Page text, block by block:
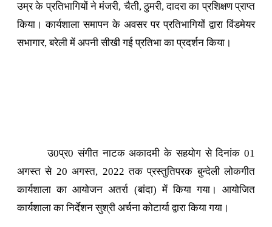
उम्र के प्रतिभागियों ने मंजरी, चैती, ठुमरी, दादरा का प्रशिक्षण प्राप्त
किया। कार्यशाला समापन के अवसर पर प्रतिभागियों द्वारा विंडमेयर
सभागार, बरेली में अपनी सीखी गई प्रतिभा का प्रदर्शन किया।
उ0प्र0 संगीत नाटक अकादमी के सहयोग से दिनांक 01
अगस्त से 20 अगस्त, 2022 तक प्रस्तुतिपरक बुन्देली लोकगीत
कार्यशाला का आयोजन अतर्रा (बांदा) में किया गया। आयोजित
कार्यशाला का निर्देशन सुश्री अर्चना कोटार्या द्वारा किया गया।